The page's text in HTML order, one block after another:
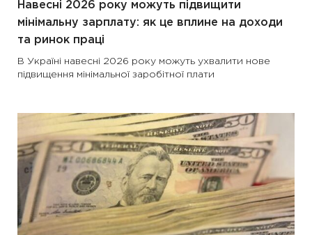
Навесні 2026 року можуть підвищити
мінімальну зарплату: як це вплине на доходи
та ринок праці
В Україні навесні 2026 року можуть ухвалити нове
підвищення мінімальної заробітної плати